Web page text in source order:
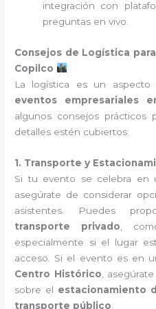
integración con
preguntas en vivo.
Consejos de Logística
Copilco
La logística es un aspecto
eventos empresariales
algunos consejos prácticos
detalles estén cubiertos:
1. Transporte y
Si tu evento se celebra en
asegúrate de considerar
asistentes. Puedes
transporte privado ,
especialmente si el lugar
acceso. Si el evento es en
Centro Histórico ,
sobre el estacionamiento
transporte público